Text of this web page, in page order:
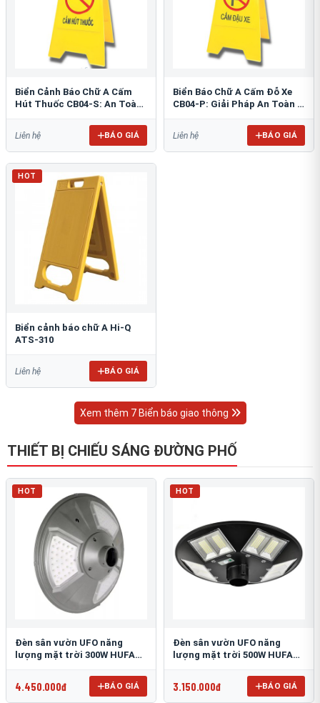
Biển Cảnh Báo Chữ A Cấm
Hút Thuốc CB04-S: An Toàn
Liên hệ BÁO GIÁ
Biển Báo Chữ A Cấm Đỗ Xe
CB04-P: Giải Pháp An Toàn &
Liên hệ BÁO GIÁ
HOT
Biển cảnh báo chữ A Hi-Q
ATS-310
Liên hệ BÁO GIÁ
Xem thêm 7 Biển báo giao thông
THIẾT BỊ CHIẾU SÁNG ĐƯỜNG PHỐ
HOT
Đèn sân vườn UFO năng
lượng mặt trời 300W HUFA
4.450.000đ BÁO GIÁ
HOT
Đèn sân vườn UFO năng
lượng mặt trời 500W HUFA
3.150.000đ BÁO GIÁ